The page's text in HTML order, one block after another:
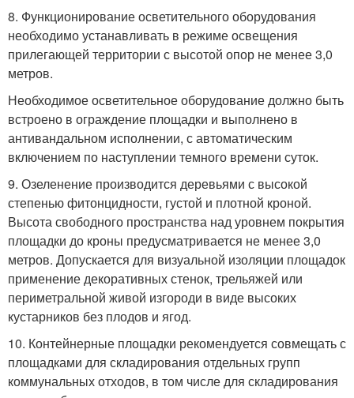
8. Функционирование осветительного оборудования
необходимо устанавливать в режиме освещения
прилегающей территории с высотой опор не менее 3,0
метров.
Необходимое осветительное оборудование должно быть
встроено в ограждение площадки и выполнено в
антивандальном исполнении, с автоматическим
включением по наступлении темного времени суток.
9. Озеленение производится деревьями с высокой
степенью фитонцидности, густой и плотной кроной.
Высота свободного пространства над уровнем покрытия
площадки до кроны предусматривается не менее 3,0
метров. Допускается для визуальной изоляции площадок
применение декоративных стенок, трельяжей или
периметральной живой изгороди в виде высоких
кустарников без плодов и ягод.
10. Контейнерные площадки рекомендуется совмещать с
площадками для складирования отдельных групп
коммунальных отходов, в том числе для складирования